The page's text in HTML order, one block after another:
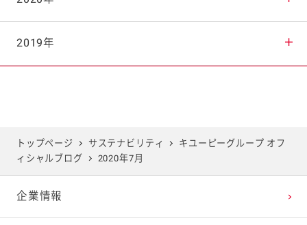
2025年7月
2025年4月
2025年3月
2024年8月
2024年5月
2024年4月
2023年9月
2023年6月
2023年5月
2022年10月
2022年7月
2022年6月
2021年11月
2021年8月
2021年7月
2020年12月
2020年9月
2020年8月
2019年
2019年10月
2019年9月
トップページ サステナビリティ
キユーピーグループ オフ
ィシャルブログ
2020年7月
企業情報